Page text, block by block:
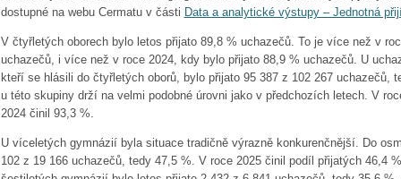
dostupné na webu Cermatu v části Data a analytické výstupy – Jednotná
V čtyřletých oborech bylo letos přijato 89,8 % uchazečů. To je více než v
uchazečů, i více než v roce 2024, kdy bylo přijato 88,9 % uchazečů. U
kteří se hlásili do čtyřletých oborů, bylo přijato 95 387 z 102 267 uchazečů,
u této skupiny drží na velmi podobné úrovni jako v předchozích letech. V
2024 činil 93,3 %.
U víceletých gymnázií byla situace tradičně výrazně konkurenčnější. Do
102 z 19 166 uchazečů, tedy 47,5 %. V roce 2025 činil podíl přijatých 46,4